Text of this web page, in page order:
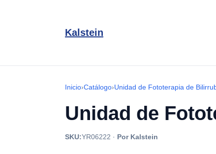
Kalstein
Inicio›Catálogo›Unidad de Fototerapia de
Unidad de
SKU:YR06222 · Por Kalstein